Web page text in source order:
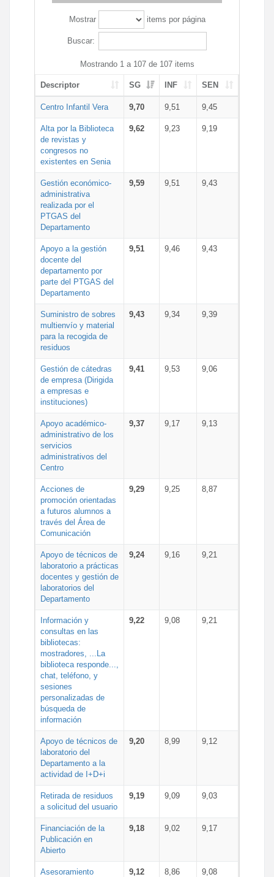
Mostrar items por página
Buscar:
Mostrando 1 a 107 de 107 items
Descriptor SG INF SEN
Centro Infantil Vera 9,70 9,51 9,45
Alta por la Biblioteca
de revistas y
congresos no
existentes en Senia
9,62 9,23 9,19
Gestión económico-
administrativa
realizada por el
PTGAS del
Departamento
9,59 9,51 9,43
Apoyo a la gestión
docente del
departamento por
parte del PTGAS del
Departamento
9,51 9,46 9,43
Suministro de sobres
multienvío y material
para la recogida de
residuos
9,43 9,34 9,39
Gestión de cátedras
de empresa (Dirigida
a empresas e
instituciones)
9,41 9,53 9,06
Apoyo académico-
administrativo de los
servicios
administrativos del
Centro
9,37 9,17 9,13
Acciones de
promoción orientadas
a futuros alumnos a
través del Área de
Comunicación
9,29 9,25 8,87
Apoyo de técnicos de
laboratorio a prácticas
docentes y gestión de
laboratorios del
Departamento
9,24 9,16 9,21
Información y
consultas en las
bibliotecas:
mostradores, ...La
biblioteca responde...,
chat, teléfono, y
sesiones
personalizadas de
búsqueda de
información
9,22 9,08 9,21
Apoyo de técnicos de
laboratorio del
Departamento a la
actividad de I+D+i
9,20 8,99 9,12
Retirada de residuos
a solicitud del usuario
9,19 9,09 9,03
Financiación de la
Publicación en
Abierto
9,18 9,02 9,17
Asesoramiento
9,12 8,86 9,08